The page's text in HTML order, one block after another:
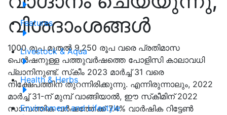
Features
Livestock & Aqua
Health & Herbs
Environment and Lifestyle
വിശദാംശങ്ങൾ
1000 രൂപ മുതൽ 9,250 രൂപ വരെ പ്രതിമാസ
പെൻഷനുള്ള പത്തുവർഷത്തെ പോളിസി കാലാവധി
പ്ലാനിനുണ്ട്. സ്‌കീം 2023 മാർച്ച് 31 വരെ
നിക്ഷേപത്തിന് തുറന്നിരിക്കുന്നു. എന്നിരുന്നാലും, 2022
മാർച്ച് 31-ന് മുമ്പ് വാങ്ങിയാൽ, ഈ സ്‌കീമിന് 2022
സാമ്പത്തിക വർഷത്തേക്ക് 7.4% വാർഷിക റിട്ടേൺ